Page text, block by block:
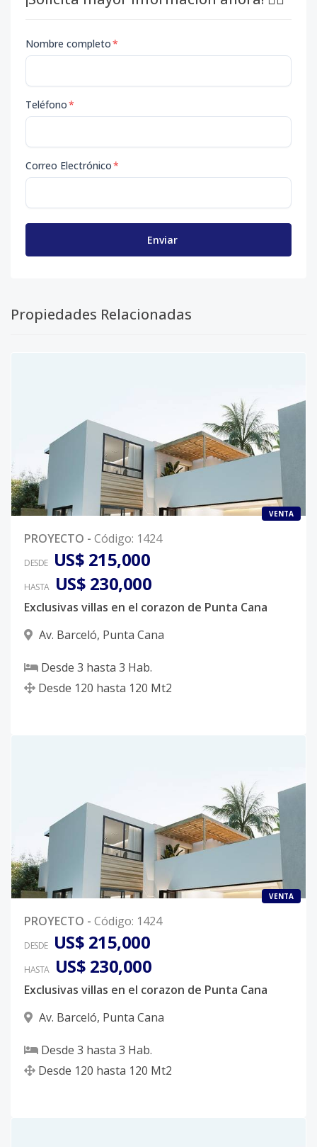
Nombre completo*
Teléfono*
Correo Electrónico*
Enviar
Propiedades Relacionadas
VENTA
PROYECTO - Código: 1424
DESDE US$ 215,000
HASTA US$ 230,000
Exclusivas villas en el corazon de Punta Cana
Av. Barceló, Punta Cana
Desde 3 hasta 3 Hab.
Desde 120 hasta 120 Mt2
VENTA
PROYECTO - Código: 1424
DESDE US$ 215,000
HASTA US$ 230,000
Exclusivas villas en el corazon de Punta Cana
Av. Barceló, Punta Cana
Desde 3 hasta 3 Hab.
Desde 120 hasta 120 Mt2